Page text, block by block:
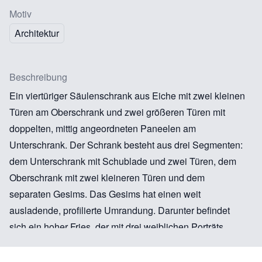
Motiv
Architektur
Beschreibung
Ein viertüriger Säulenschrank aus Eiche mit zwei kleinen
Türen am Oberschrank und zwei größeren Türen mit
doppelten, mittig angeordneten Paneelen am
Unterschrank. Der Schrank besteht aus drei Segmenten:
dem Unterschrank mit Schublade und zwei Türen, dem
Oberschrank mit zwei kleineren Türen und dem
separaten Gesims. Das Gesims hat einen weit
ausladende, profilierte Umrandung. Darunter befindet
sich ein hoher Fries, der mit drei weiblichen Porträts